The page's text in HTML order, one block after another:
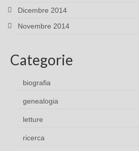
Dicembre 2014
Novembre 2014
Categorie
biografia
genealogia
letture
ricerca